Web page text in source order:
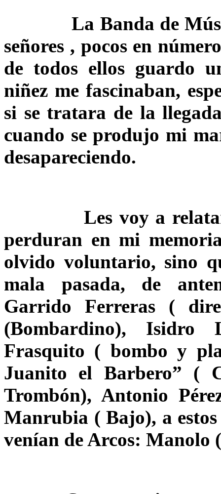
La Banda de Música
señores , pocos en
de todos ellos guardo
niñez me fascinaban,
si se tratara de la
cuando se produjo mi
desapareciendo.
Les voy a relatar el
perduran en mi
olvido voluntario, sino
mala pasada, de
Garrido Ferreras (
(Bombardino), Isidro
Frasquito ( bombo y
Juanito el Barbero” (
Trombón), Antonio
Manrubia ( Bajo), a estos
venían de Arcos: Manolo